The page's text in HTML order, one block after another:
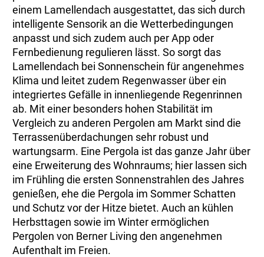
einem Lamellendach ausgestattet, das sich durch
intelligente Sensorik an die Wetterbedingungen
anpasst und sich zudem auch per App oder
Fernbedienung regulieren lässt. So sorgt das
Lamellendach bei Sonnenschein für angenehmes
Klima und leitet zudem Regenwasser über ein
integriertes Gefälle in innenliegende Regenrinnen
ab. Mit einer besonders hohen Stabilität im
Vergleich zu anderen Pergolen am Markt sind die
Terrassenüberdachungen sehr robust und
wartungsarm. Eine Pergola ist das ganze Jahr über
eine Erweiterung des Wohnraums; hier lassen sich
im Frühling die ersten Sonnenstrahlen des Jahres
genießen, ehe die Pergola im Sommer Schatten
und Schutz vor der Hitze bietet. Auch an kühlen
Herbsttagen sowie im Winter ermöglichen
Pergolen von Berner Living den angenehmen
Aufenthalt im Freien.